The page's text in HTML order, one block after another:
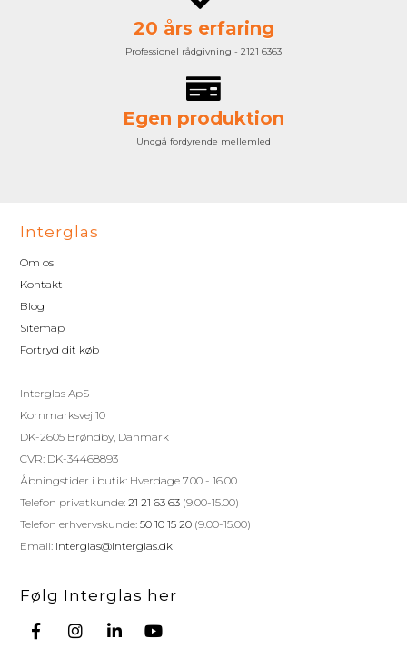
20 års erfaring
Professionel rådgivning - 2121 6363
Egen produktion
Undgå fordyrende mellemled
Interglas
Om os
Kontakt
Blog
Sitemap
Fortryd dit køb
Interglas ApS
Kornmarksvej 10
DK-2605 Brøndby, Danmark
CVR: DK-34468893
Åbningstider i butik: Hverdage 7.00 - 16.00
Telefon privatkunde:21 21 63 63 (9.00-15.00)
Telefon erhvervskunde:50 10 15 20 (9.00-15.00)
Email: interglas@interglas.dk
Følg Interglas her